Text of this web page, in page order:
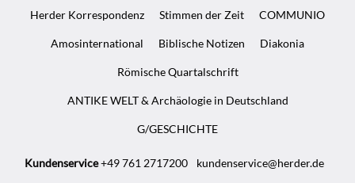
Herder Korrespondenz Stimmen der Zeit COMMUNIO
Amosinternational Biblische Notizen Diakonia
Römische Quartalschrift
ANTIKE WELT & Archäologie in Deutschland
G/GESCHICHTE
Kundenservice+49 761 2717200 kundenservice@herder.de